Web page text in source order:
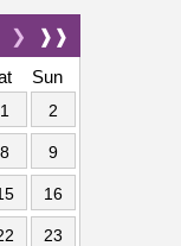
❱❱
❯
Sun
1 2
8 9
16
23